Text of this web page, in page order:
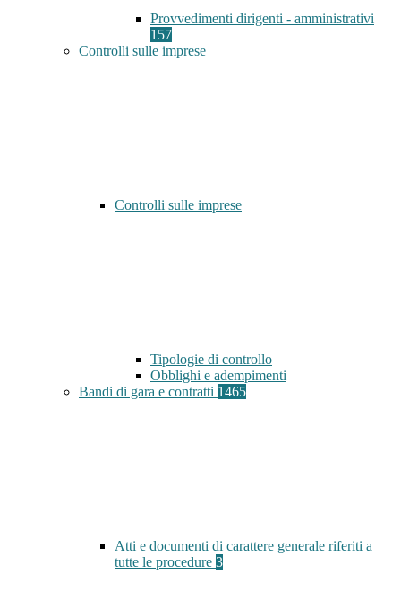
Provvedimenti dirigenti - amministrativi
157
Controlli sulle imprese
Controlli sulle imprese
Tipologie di controllo
Obblighi e adempimenti
Bandi di gara e contratti 1465
Atti e documenti di carattere generale riferiti a
tutte le procedure 3